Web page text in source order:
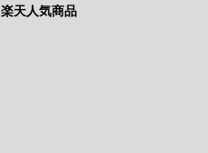
楽天人気商品